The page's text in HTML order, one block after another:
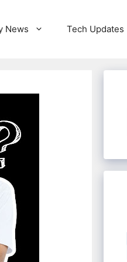
News Tech Updates